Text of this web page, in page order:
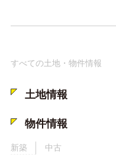
すべての土地・物件情報
土地情報
物件情報
新築 中古